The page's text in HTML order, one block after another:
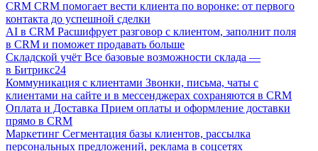
CRM CRM помогает вести клиента по воронке: от первого
контакта до успешной сделки
AI в CRM Расшифрует разговор с клиентом, заполнит поля
в CRM и поможет продавать больше
Складской учёт Все базовые возможности склада —
в Битрикс24
Коммуникация с клиентами Звонки, письма, чаты с
клиентами на сайте и в мессенджерах сохраняются в CRM
Оплата и Доставка Прием оплаты и оформление доставки
прямо в CRM
Маркетинг Сегментация базы клиентов, рассылка
персональных предложений, реклама в соцсетях